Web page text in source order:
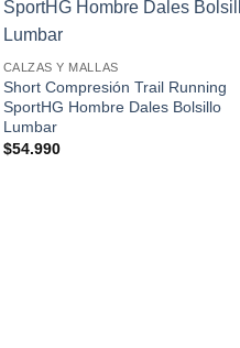
CALZAS Y MALLAS
Short Compresión Trail Running
SportHG Hombre Dales Bolsillo
Lumbar
$54.990